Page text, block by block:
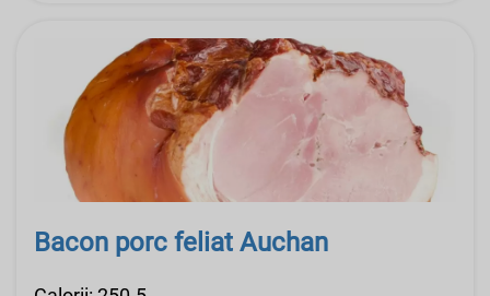
Bacon porc feliat Auchan